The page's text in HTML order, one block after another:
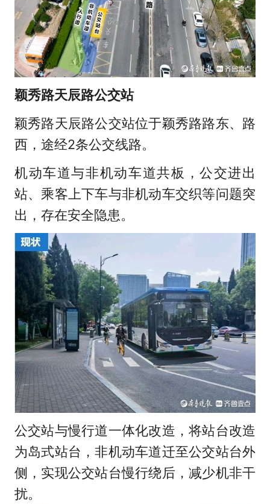
颖秀路天辰路公交站
颖秀路天辰路公交站位于颖秀路路东、路
西，途经2条公交线路。
机动车道与非机动车道共板，公交进出
站、乘客上下车与非机动车交织等问题突
出，存在安全隐患。
公交站与慢行道一体化改造，将站台改造
为岛式站台，非机动车道迁至公交站台外
侧，实现公交站台慢行绕后，减少机非干
扰。